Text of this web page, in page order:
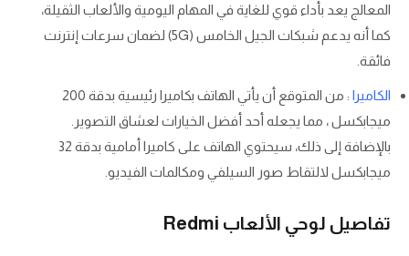
المعالج يعد بأداء قوي للغاية في المهام اليومية والألعاب الثقيلة،
كما أنه يدعم شبكات الجيل الخامس (5G) لضمان سرعات إنترنت
فائقة.
الكاميرا
: من المتوقع أن يأتي الهاتف بكاميرا رئيسية بدقة 200
ميجابكسل ، مما يجعله أحد أفضل الخيارات لعشاق التصوير.
بالإضافة إلى ذلك، سيحتوي الهاتف على كاميرا أمامية بدقة 32
ميجابكسل لالتقاط صور السيلفي ومكالمات الفيديو.
تفاصيل لوحي الألعاب Redmi